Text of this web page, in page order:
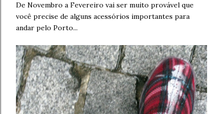
De Novembro a Fevereiro vai ser muito provável que
você precise de alguns acessórios importantes para
andar pelo Porto...